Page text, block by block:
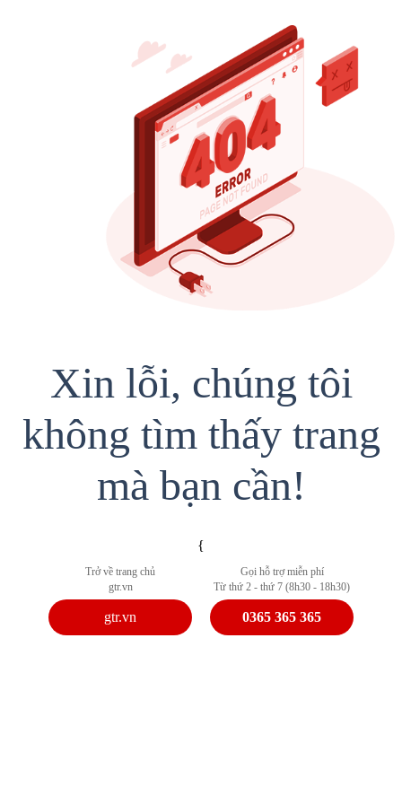
Xin lỗi, chúng tôi
không tìm thấy trang
mà bạn cần!
{
Trở về trang chủ
gtr.vn
gtr.vn
Gọi hỗ trợ miễn phí
Từ thứ 2 - thứ 7 (8h30 - 18h30)
0365 365 365